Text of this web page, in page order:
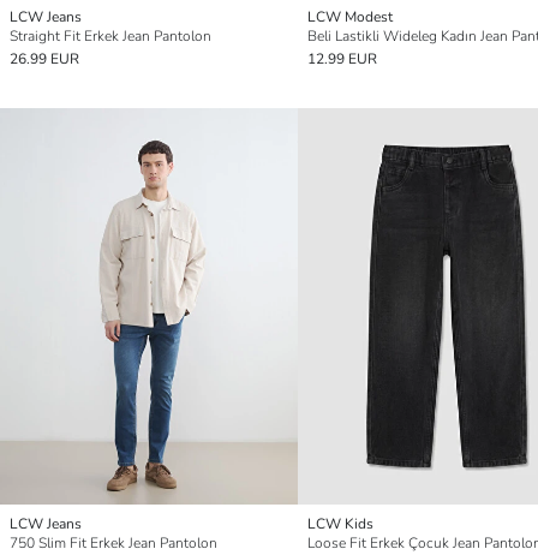
LCW Jeans
Straight Fit Erkek Jean Pantolon
26.99 EUR
LCW Modest
Beli Lastikli Wideleg Kadın Jean
12.99 EUR
LCW Jeans
750 Slim Fit Erkek Jean Pantolon
LCW Kids
Loose Fit Erkek Çocuk Jean